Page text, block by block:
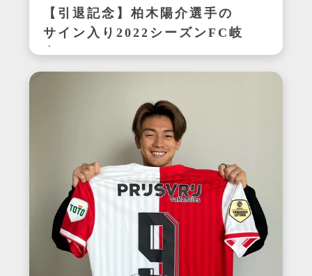
【引退記念】柏木陽介選手の
サイン入り2022シーズンFC岐
阜ユニフォーム